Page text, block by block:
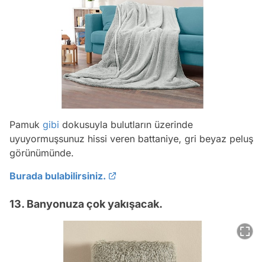
Pamuk gibi dokusuyla bulutların üzerinde
uyuyormuşsunuz hissi veren battaniye, gri beyaz peluş
görünümünde.
Burada bulabilirsiniz.
13. Banyonuza çok yakışacak.